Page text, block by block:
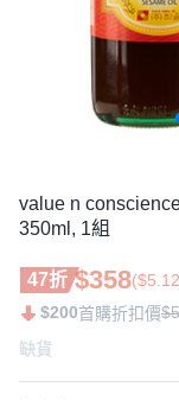
value n
350ml, 1組
47折 $358
$200首購折扣價
缺貨